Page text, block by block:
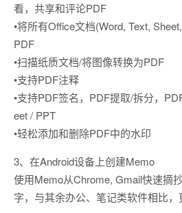
看，共享和评论PDF
•将所有Office文档(Word, Text,
PDF
•扫描纸质文档/将图像转换为PDF
•支持PDF注释
•支持PDF签名，PDF提取/拆分，
eet / PPT
•轻松添加和删除PDF中的水印
3、在Android设备上创建Memo
使用Memo从Chrome, Gmail快速摘
字，与其余办公、笔记类软件相比